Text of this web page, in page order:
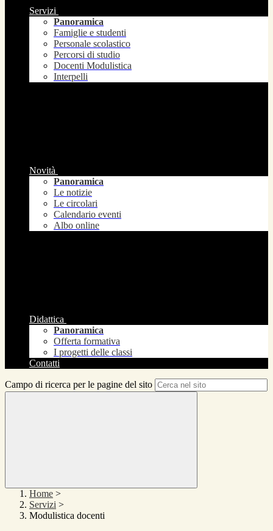
Servizi
Panoramica
Famiglie e studenti
Personale scolastico
Percorsi di studio
Docenti Modulistica
Interpelli
Novità
Panoramica
Le notizie
Le circolari
Calendario eventi
Albo online
Didattica
Panoramica
Offerta formativa
I progetti delle classi
Contatti
Campo di ricerca per le pagine del sito
Home >
Servizi >
Modulistica docenti